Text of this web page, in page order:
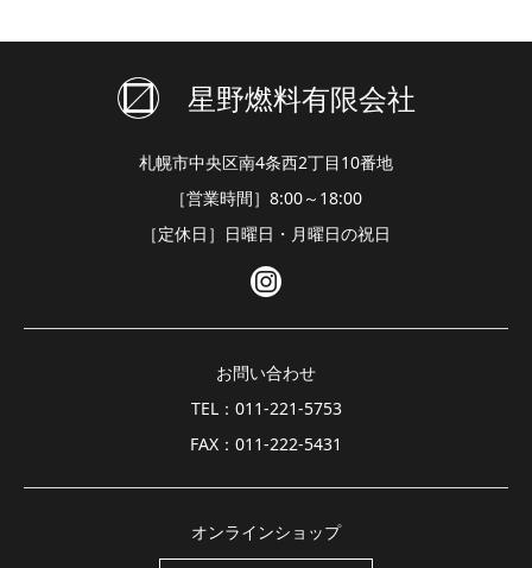
星野燃料有限会社
札幌市中央区南4条西2丁目10番地
［営業時間］8:00～18:00
［定休日］日曜日・月曜日の祝日
お問い合わせ
TEL：011-221-5753
FAX：011-222-5431
オンラインショップ